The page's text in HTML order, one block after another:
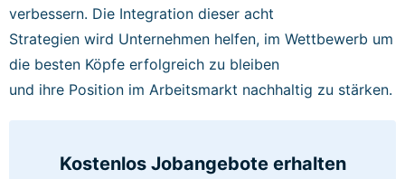
verbessern. Die Integration dieser acht
Strategien wird Unternehmen helfen, im Wettbewerb um
die besten Köpfe erfolgreich zu bleiben
und ihre Position im Arbeitsmarkt nachhaltig zu stärken.
Kostenlos Jobangebote erhalten